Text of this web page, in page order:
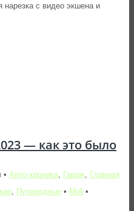
нарезка с видео экшена и
— как это было
• Авто-хроника Гараж Главная
Путеводные • MrA •